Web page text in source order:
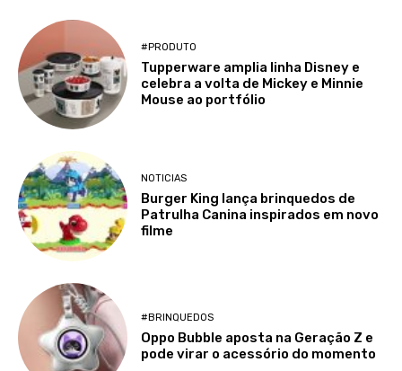
#PRODUTO
Tupperware amplia linha Disney e
celebra a volta de Mickey e Minnie
Mouse ao portfólio
NOTICIAS
Burger King lança brinquedos de
Patrulha Canina inspirados em novo
filme
#BRINQUEDOS
Oppo Bubble aposta na Geração Z e
pode virar o acessório do momento